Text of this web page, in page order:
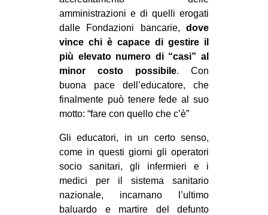
amministrazioni e di quelli erogati
dalle Fondazioni bancarie, dove
vince chi è capace di gestire il
più elevato numero di “casi” al
minor costo possibile. Con
buona pace dell’educatore, che
finalmente può tenere fede al suo
motto: “fare con quello che c’è”
Gli educatori, in un certo senso,
come in questi giorni gli operatori
socio sanitari, gli infermieri e i
medici per il sistema sanitario
nazionale, incarnano l’ultimo
baluardo e martire del defunto